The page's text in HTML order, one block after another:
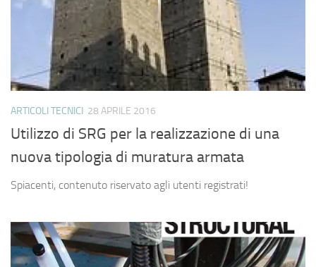
ARTICOLI TECNICI 28 APRILE 2016
Utilizzo di SRG per la realizzazione di una
nuova tipologia di muratura armata
Spiacenti, contenuto riservato agli utenti registrati!